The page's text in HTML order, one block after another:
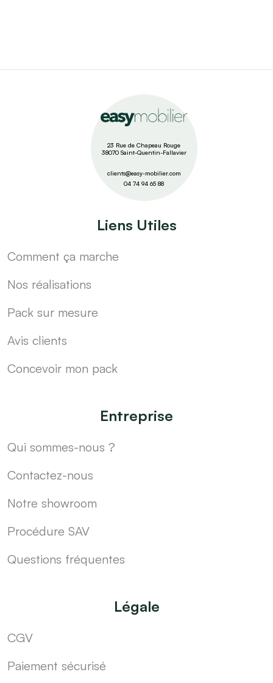
23 Rue de Chapeau Rouge
38070 Saint-Quentin-Fallavier
clients@easy-mobilier.com
04 74 94 65 88
Liens Utiles
Comment ça marche
Nos réalisations
Pack sur mesure
Avis clients
Concevoir mon pack
Entreprise
Qui sommes-nous ?
Contactez-nous
Notre showroom
Procédure SAV
Questions fréquentes
Légale
CGV
Paiement sécurisé